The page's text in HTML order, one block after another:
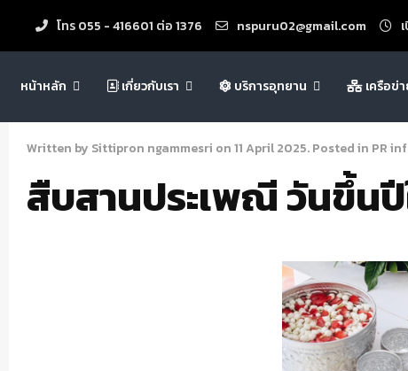
โทร 055 - 416601 ต่อ 1376 nspuru02@gmail.com
หน้าหลัก เกี่ยวกับเรา บริการอุทยาน เครือข่
Written by Sittipron ngammesri on11 April 2025. Posted in PR
สืบสานประเพณี วันขึ้น